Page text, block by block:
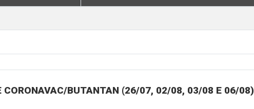
CORONAVAC/BUTANTAN (26/07, 02/08, 03/08 E 06/08)